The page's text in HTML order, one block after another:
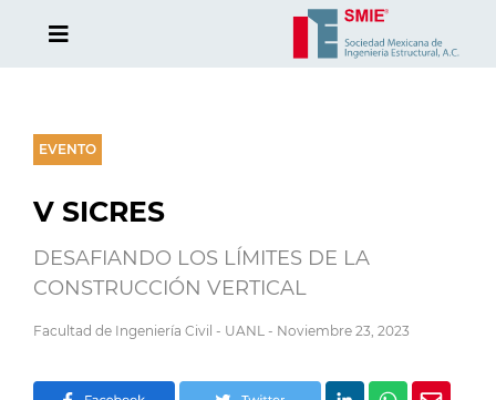
EVENTO
V SICRES
DESAFIANDO LOS LÍMITES DE LA
CONSTRUCCIÓN VERTICAL
Facultad de Ingeniería Civil - UANL - Noviembre 23, 2023